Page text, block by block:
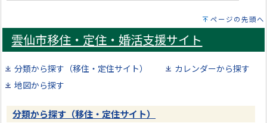
ページの先頭へ
雲仙市移住・定住・婚活支援サイト
分類から探す（移住・定住サイト）
カレンダーから探す
地図から探す
分類から探す（移住・定住サイト）